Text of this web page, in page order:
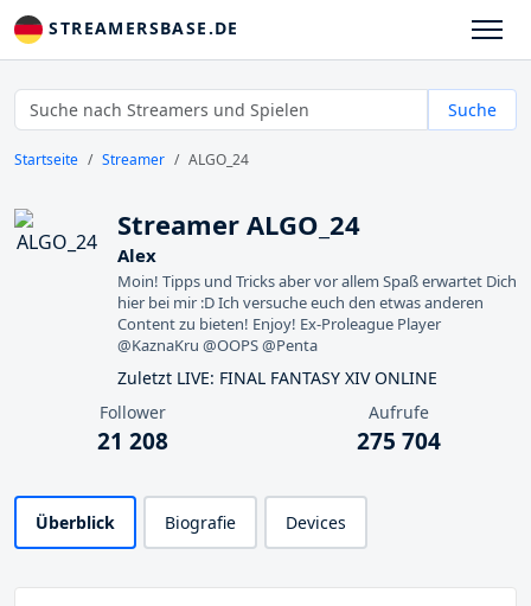
STREAMERSBASE.DE
Suche
Startseite Streamer ALGO_24
Streamer ALGO_24
Alex
Moin! Tipps und Tricks aber vor allem Spaß erwartet Dich
hier bei mir :D Ich versuche euch den etwas anderen
Content zu bieten! Enjoy! Ex-Proleague Player
@KaznaKru @OOPS @Penta
Zuletzt LIVE: FINAL FANTASY XIV ONLINE
Follower
21 208
Aufrufe
275 704
Überblick Biografie Devices